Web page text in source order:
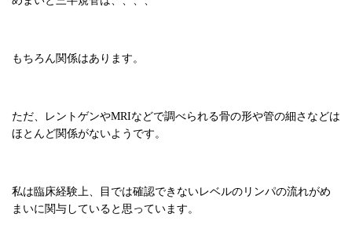
もちろん関係はあります。
ただ、レントゲンやMRIなどで調べられる骨の形や管の細さなどは
ほとんど関係がないようです。
私は臨床経験上、目では確認できないレベルのリンパの流れがめ
まいに関与していると思っています。